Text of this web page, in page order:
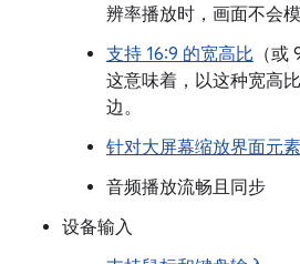
辨率播放时，画面不会
支持 16:9 的宽高比 （
这意味着，以这种宽高
边。
针对大屏幕缩放界面元素
音频播放流畅且同步
设备输入